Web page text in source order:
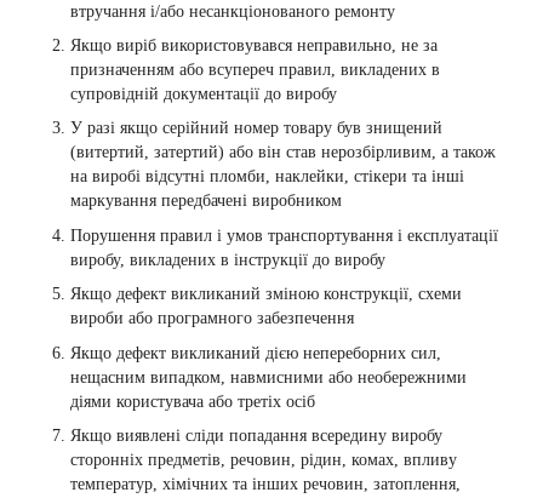
втручання і/або несанкціонованого ремонту
Якщо виріб використовувався неправильно, не за
призначенням або всупереч правил, викладених в
супровідній документації до виробу
У разі якщо серійний номер товару був знищений
(витертий, затертий) або він став нерозбірливим, а також
на виробі відсутні пломби, наклейки, стікери та інші
маркування передбачені виробником
Порушення правил і умов транспортування і експлуатації
виробу, викладених в інструкції до виробу
Якщо дефект викликаний зміною конструкції, схеми
вироби або програмного забезпечення
Якщо дефект викликаний дією непереборних сил,
нещасним випадком, навмисними або необережними
діями користувача або третіх осіб
Якщо виявлені сліди попадання всередину виробу
сторонніх предметів, речовин, рідин, комах, впливу
температур, хімічних та інших речовин, затоплення,